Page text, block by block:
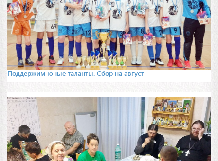
Поддержим юные таланты. Сбор на август